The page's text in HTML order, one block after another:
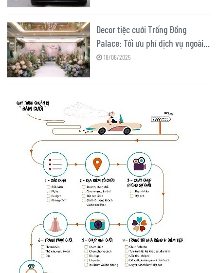
Decor tiệc cưới Trống Đồng
Palace: Tối ưu phí dịch vụ ngoài
và ngân sách
18/08/2025